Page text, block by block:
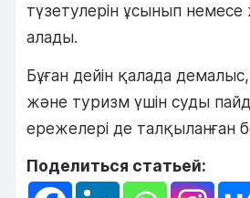
түзетулерін ұсынып
алады.
Бұған дейін қалада
және туризм үшін суды
ережелері де талқыланған
Поделиться статьей: